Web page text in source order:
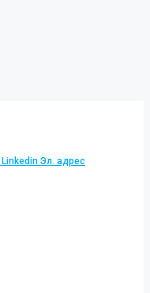
Linkedin Эл. адрес